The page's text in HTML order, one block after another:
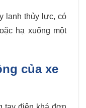
lanh thủy lực, có
hạ xuống một
của xe